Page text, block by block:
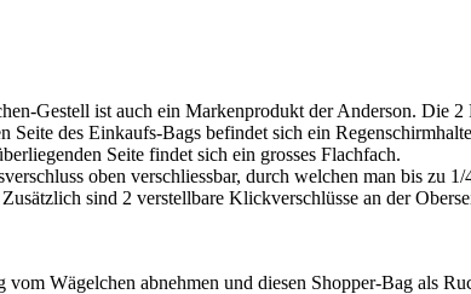
Gestell ist auch ein Markenprodukt der Anderson. Die 2
des Einkaufs-Bags befindet sich ein
Seite findet sich ein grosses Flachfach.
oben verschliessbar, durch welchen man bis zu
sind 2 verstellbare Klickverschlüsse an der
Wägelchen abnehmen und diesen Shopper-Bag als